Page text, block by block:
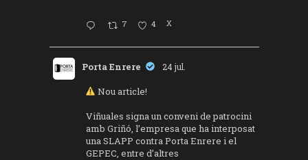
7 4 X
Porta Enrere 24 jul.
Nou article!
Viñuales signa un conveni de patrocini
amb Griñó, l’empresa que ha interposat
una SLAPP contra Porta Enrere i el
GEPEC, entre d’altres